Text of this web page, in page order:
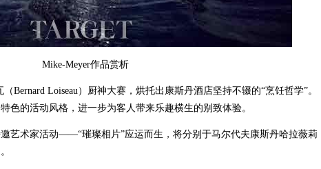
Mike-Meyer作品赏析
Loiseau）厨神大赛，烘托出康斯丹酒店坚持不辍的“烹饪哲学”。
色的活动风格，进一步为客人带来乐趣横生的别致体验。
术家活动——“璀璨相片”应运而生，将分别于马尔代夫康斯丹哈拉薇莉